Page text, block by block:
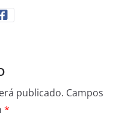
publicado. Campos
*